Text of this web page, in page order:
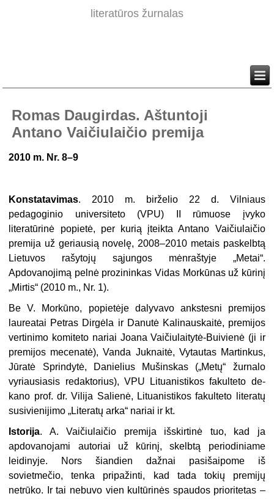
literatūros žurnalas
Romas Daugirdas. Aštuntoji
Antano Vaičiulaičio premija
2010 m. Nr. 8–9
Konstatavimas. 2010 m. birželio 22 d. Vilniaus
pedagoginio universiteto (VPU) II rūmuose įvyko
literatūrinė popietė, per kurią įteikta Antano Vaičiulaičio
premija už geriausią novelę, 2008–2010 metais paskelbtą
Lie­tuvos rašytojų sąjungos mėnraštyje „Metai“.
Apdovanojimą pelnė prozininkas Vidas Mor­kūnas už kūrinį
„Mirtis“ (2010 m., Nr. 1).
Be V. Morkūno, popietėje dalyvavo anks­tesni premijos
laureatai Petras Dirgėla ir Da­nutė Kalinauskaitė, premijos
vertinimo komi­teto nariai Joana Vaičiulaitytė-Buivienė (ji ir
premijos mecenatė), Vanda Juknaitė, Vytau­tas Martinkus,
Jūratė Sprindytė, Danielius Mušinskas („Metų“ žurnalo
vyriausiasis re­daktorius), VPU Lituanistikos fakulteto de­
kano prof. dr. Vilija Salienė, Lituanistikos fakulteto literatų
susivienijimo „Literatų arka“ nariai ir kt.
Istorija. A. Vaičiulaičio premija išskirtinė tuo, kad ja
apdovanojami autoriai už kūrinį, skelbtą periodiniame
leidinyje. Nors šiandien dažnai pasišaipome iš
sovietmečio, tenka pri­pažinti, kad tada tokių premijų
netrūko. Ir tai nebuvo vien kultūrinės spaudos prioritetas –